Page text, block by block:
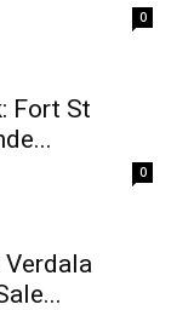
0
Fort St
0
Verdala